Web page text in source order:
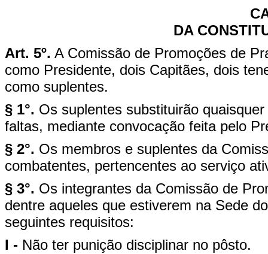
DA
Art. 5º. A Comissão de Promoções de
como Presidente, dois Capitães, dois
como suplentes.
§ 1°. Os suplentes substituirão
faltas, mediante convocação feita pelo
§ 2°. Os membros e suplentes da
combatentes, pertencentes ao serviço
§ 3°. Os integrantes da Comissão de
dentre aqueles que estiverem na Sede
seguintes requisitos:
I - Não ter punição disciplinar no pôsto.